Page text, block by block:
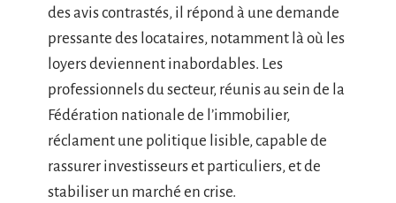
des avis contrastés, il répond à une demande
pressante des locataires, notamment là où les
loyers deviennent inabordables. Les
professionnels du secteur, réunis au sein de la
Fédération nationale de l’immobilier,
réclament une politique lisible, capable de
rassurer investisseurs et particuliers, et de
stabiliser un marché en crise.